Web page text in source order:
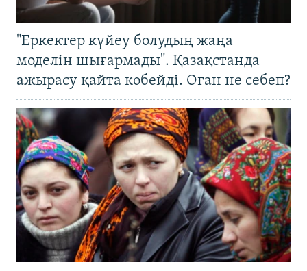
"Еркектер күйеу болудың жаңа
моделін шығармады". Қазақстанда
ажырасу қайта көбейді. Оған не себеп?